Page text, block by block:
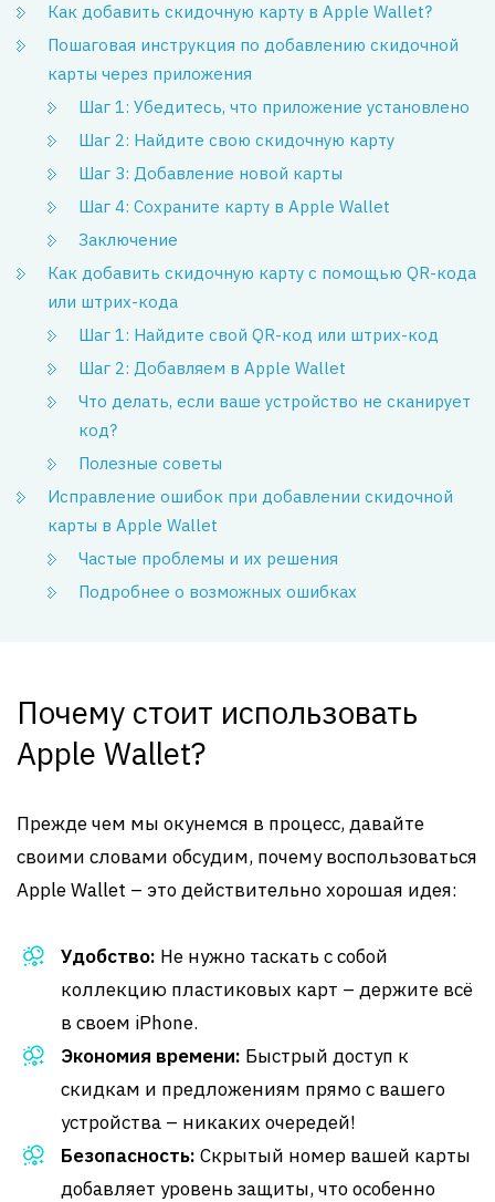
Как добавить скидочную карту в Apple Wallet?
Пошаговая инструкция по добавлению скидочной
карты через приложения
Шаг 1: Убедитесь, что приложение установлено
Шаг 2: Найдите свою скидочную карту
Шаг 3: Добавление новой карты
Шаг 4: Сохраните карту в Apple Wallet
Заключение
Как добавить скидочную карту с помощью QR-кода
или штрих-кода
Шаг 1: Найдите свой QR-код или штрих-код
Шаг 2: Добавляем в Apple Wallet
Что делать, если ваше устройство не сканирует
код?
Полезные советы
Исправление ошибок при добавлении скидочной
карты в Apple Wallet
Частые проблемы и их решения
Подробнее о возможных ошибках
Почему стоит использовать
Apple Wallet?
Прежде чем мы окунемся в процесс, давайте
своими словами обсудим, почему воспользоваться
Apple Wallet – это действительно хорошая идея:
Удобство: Не нужно таскать с собой
коллекцию пластиковых карт – держите всё
в своем iPhone.
Экономия времени: Быстрый доступ к
скидкам и предложениям прямо с вашего
устройства – никаких очередей!
Безопасность: Скрытый номер вашей карты
добавляет уровень защиты, что особенно